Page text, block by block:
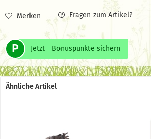
Merken Fragen zum Artikel?
P Jetzt Bonuspunkte sichern
Ähnliche Artikel